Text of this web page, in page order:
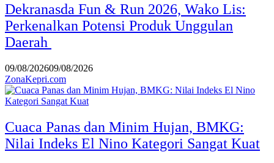
Dekranasda Fun & Run 2026, Wako Lis:
Perkenalkan Potensi Produk Unggulan
Daerah
09/08/202609/08/2026
ZonaKepri.com
Cuaca Panas dan Minim Hujan, BMKG:
Nilai Indeks El Nino Kategori Sangat Kuat